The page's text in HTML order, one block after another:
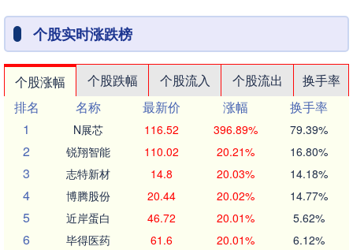
个股实时涨跌榜
个股涨幅 个股跌幅 个股流入 个股流出
换手率
排名
名称 最新价 涨幅
换手率
1
N展芯 116.52 396.89% 79.39%
2 锐翔智能 110.02 20.21% 16.80%
3 志特新材 14.8 20.03% 14.18%
4 博腾股份 20.44 20.02% 14.77%
5 近岸蛋白 46.72 20.01% 5.62%
6 毕得医药 61.6 20.01% 6.12%